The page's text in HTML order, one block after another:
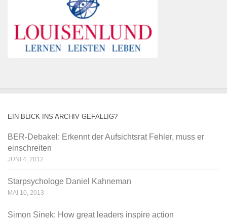
EIN BLICK INS ARCHIV GEFÄLLIG?
BER-Debakel: Erkennt der Aufsichtsrat Fehler, muss er
einschreiten
JUNI 4, 2012
Starpsychologe Daniel Kahneman
MAI 10, 2013
Simon Sinek: How great leaders inspire action